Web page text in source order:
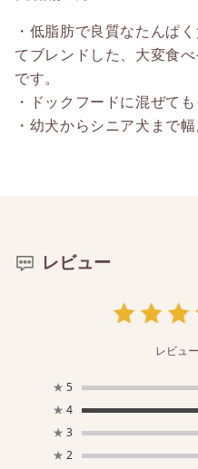
・低脂肪で良質なたんぱ
てブレンドした、大変食
です。
・ドックフードに混ぜて
・幼犬からシニア犬まで
レビュー
レビュ
★ 5
★ 4
★ 3
★ 2